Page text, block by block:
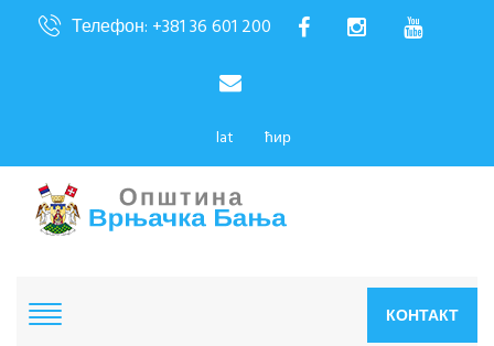
Телефон: +381 36 601 200
lat ћир
КОНТАКТ